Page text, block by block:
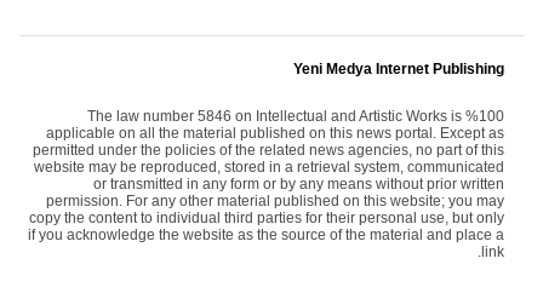
Yeni Medya Internet Publishing
The law number 5846 on Intellectual and Artistic Works is %100
applicable on all the material published on this news portal. Except as
permitted under the policies of the related news agencies, no part of this
website may be reproduced, stored in a retrieval system, communicated
or transmitted in any form or by any means without prior written
permission. For any other material published on this website; you may
copy the content to individual third parties for their personal use, but only
if you acknowledge the website as the source of the material and place a
link.